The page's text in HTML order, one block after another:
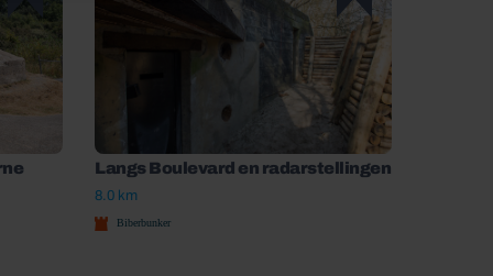
Langs Boulevard en radarstellingen
8.0 km
Biberbunker